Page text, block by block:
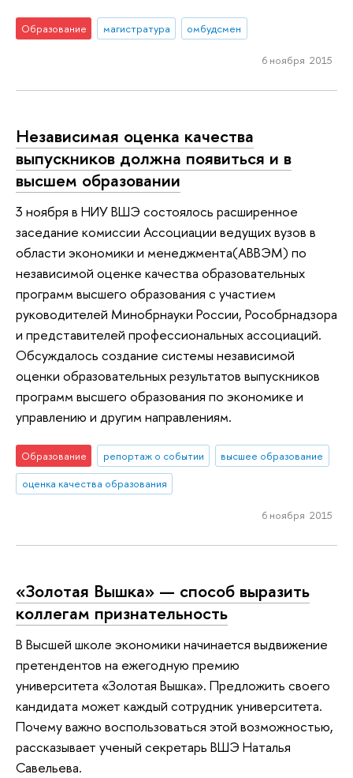
Образование магистратура омбудсмен
6 ноября 2015
Независимая оценка качества
выпускников должна появиться и в
высшем образовании
3 ноября в НИУ ВШЭ состоялось расширенное
заседание комиссии Ассоциации ведущих вузов в
области экономики и менеджмента(АВВЭМ) по
независимой оценке качества образовательных
программ высшего образования с участием
руководителей Минобрнауки России, Рособрнадзора
и представителей профессиональных ассоциаций.
Обсуждалось создание системы независимой
оценки образовательных результатов выпускников
программ высшего образования по экономике и
управлению и другим направлениям.
Образование репортаж о событии
высшее образование
оценка качества образования
6 ноября 2015
«Золотая Вышка» — способ выразить
коллегам признательность
В Высшей школе экономики начинается выдвижение
претендентов на ежегодную премию
университета «Золотая Вышка». Предложить своего
кандидата может каждый сотрудник университета.
Почему важно воспользоваться этой возможностью,
рассказывает ученый секретарь ВШЭ Наталья
Савельева.